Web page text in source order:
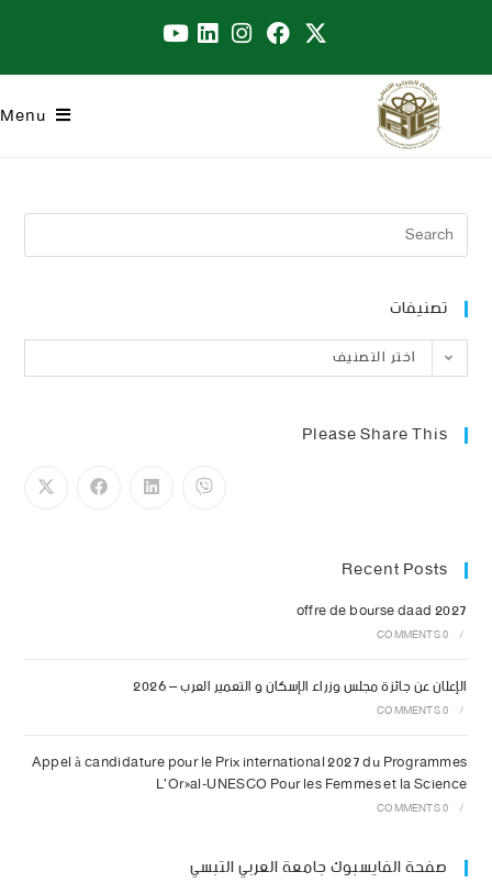
Menu
تصنيفات
اختر التصنيف
Please Share This
Recent Posts
offre de bourse daad 2027
/
0 COMMENTS
الإعلان عن جائزة مجلس وزراء الإسكان و التعمير العرب – 2026
/
0 COMMENTS
Appel à candidature pour le Prix international 2027 du Programmes
L’Oréal-UNESCO Pour les Femmes et la Science
/
0 COMMENTS
صفحة الفايسبوك جامعة العربي التبسي